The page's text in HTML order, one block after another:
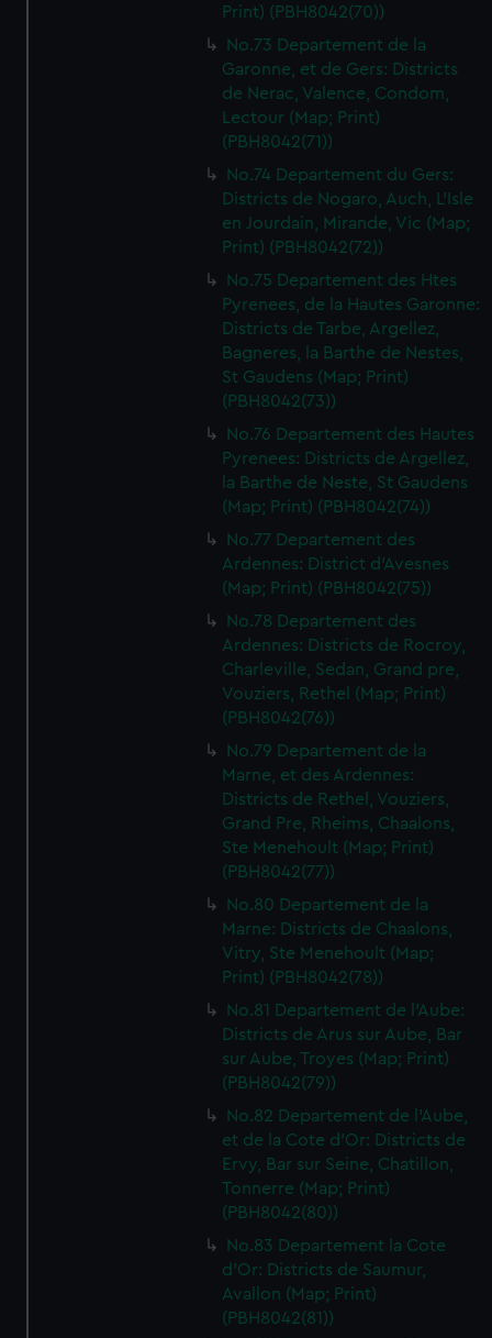
Print) (PBH8042(70))
No.73 Departement de la
Garonne, et de Gers: Districts
de Nerac, Valence, Condom,
Lectour (Map; Print)
(PBH8042(71))
No.74 Departement du Gers:
Districts de Nogaro, Auch, L'Isle
en Jourdain, Mirande, Vic (Map;
Print) (PBH8042(72))
No.75 Departement des Htes
Pyrenees, de la Hautes Garonne:
Districts de Tarbe, Argellez,
Bagneres, la Barthe de Nestes,
St Gaudens (Map; Print)
(PBH8042(73))
No.76 Departement des Hautes
Pyrenees: Districts de Argellez,
la Barthe de Neste, St Gaudens
(Map; Print) (PBH8042(74))
No.77 Departement des
Ardennes: District d'Avesnes
(Map; Print) (PBH8042(75))
No.78 Departement des
Ardennes: Districts de Rocroy,
Charleville, Sedan, Grand pre,
Vouziers, Rethel (Map; Print)
(PBH8042(76))
No.79 Departement de la
Marne, et des Ardennes:
Districts de Rethel, Vouziers,
Grand Pre, Rheims, Chaalons,
Ste Menehoult (Map; Print)
(PBH8042(77))
No.80 Departement de la
Marne: Districts de Chaalons,
Vitry, Ste Menehoult (Map;
Print) (PBH8042(78))
No.81 Departement de l'Aube:
Districts de Arus sur Aube, Bar
sur Aube, Troyes (Map; Print)
(PBH8042(79))
No.82 Departement de l'Aube,
et de la Cote d'Or: Districts de
Ervy, Bar sur Seine, Chatillon,
Tonnerre (Map; Print)
(PBH8042(80))
No.83 Departement la Cote
d'Or: Districts de Saumur,
Avallon (Map; Print)
(PBH8042(81))